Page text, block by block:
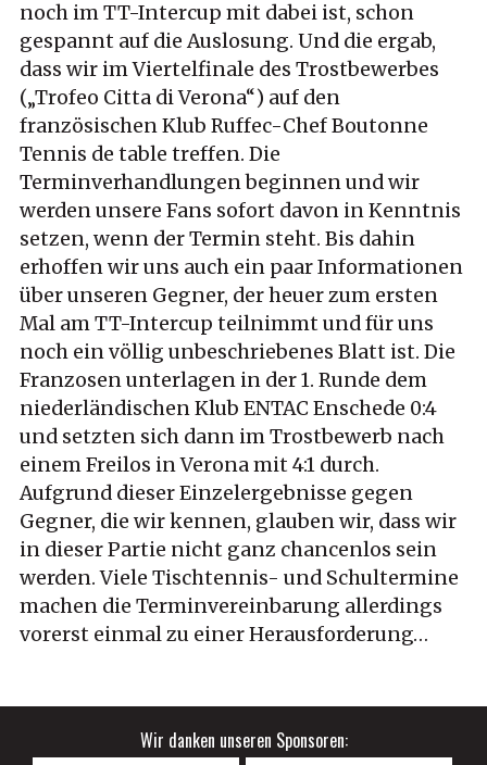
noch im TT-Intercup mit dabei ist, schon
gespannt auf die Auslosung. Und die ergab,
dass wir im Viertelfinale des Trostbewerbes
(„Trofeo Citta di Verona“) auf den
französischen Klub Ruffec-Chef Boutonne
Tennis de table treffen. Die
Terminverhandlungen beginnen und wir
werden unsere Fans sofort davon in Kenntnis
setzen, wenn der Termin steht. Bis dahin
erhoffen wir uns auch ein paar Informationen
über unseren Gegner, der heuer zum ersten
Mal am TT-Intercup teilnimmt und für uns
noch ein völlig unbeschriebenes Blatt ist. Die
Franzosen unterlagen in der 1. Runde dem
niederländischen Klub ENTAC Enschede 0:4
und setzten sich dann im Trostbewerb nach
einem Freilos in Verona mit 4:1 durch.
Aufgrund dieser Einzelergebnisse gegen
Gegner, die wir kennen, glauben wir, dass wir
in dieser Partie nicht ganz chancenlos sein
werden. Viele Tischtennis- und Schultermine
machen die Terminvereinbarung allerdings
vorerst einmal zu einer Herausforderung…
Wir danken unseren Sponsoren: